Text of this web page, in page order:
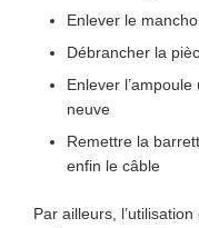
Enlever le
Débrancher la
Enlever
neuve
Remettre la
enfin le câble
Par ailleurs,